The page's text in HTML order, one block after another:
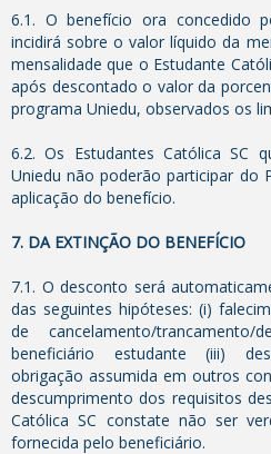
6.1. O benefício ora concedido
incidirá sobre o valor líquido da
mensalidade que o Estudante
após descontado o valor da
programa Uniedu, observados os
6.2. Os Estudantes Católica SC
Uniedu não poderão participar do
aplicação do benefício.
7. DA EXTINÇÃO DO BENEFÍCIO
7.1. O desconto será
das seguintes hipóteses: (i)
de cancelamento/
beneficiário estudante (iii)
obrigação assumida em outros
descumprimento dos requisitos
Católica SC constate não ser
fornecida pelo beneficiário.